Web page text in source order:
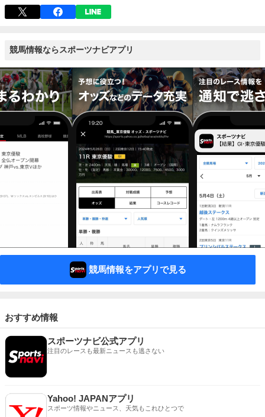
競馬情報ならスポーツナビアプリ
競馬情報をアプリで見る
おすすめ情報
スポーツナビ公式アプリ
注目のレースも最新ニュースも逃さない
Yahoo! JAPANアプリ
スポーツ情報やニュース、天気もこれひとつで